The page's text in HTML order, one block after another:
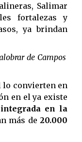
Salimar
fortalezas y
ya brindan
de Campos
lo convierten en
en el ya existe
en la
más de 20.000